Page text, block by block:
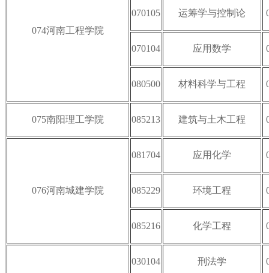
074河南工程学院
070105 运筹学与控制论
070104 应用数学
080500 材料科学与工程
075南阳理工学院 085213 建筑与土木工程
076河南城建学院
081704 应用化学
085229 环境工程
085216 化学工程
030104 刑法学